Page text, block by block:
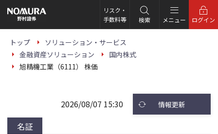
の
ー
リスク・
手数料等
検索 メニュー ログイン
トップ
ソリューション・サービス
金融資産ソリューション
国内株式
旭精機工業（6111） 株価
名証
2026/08/07 15:30 情報更新